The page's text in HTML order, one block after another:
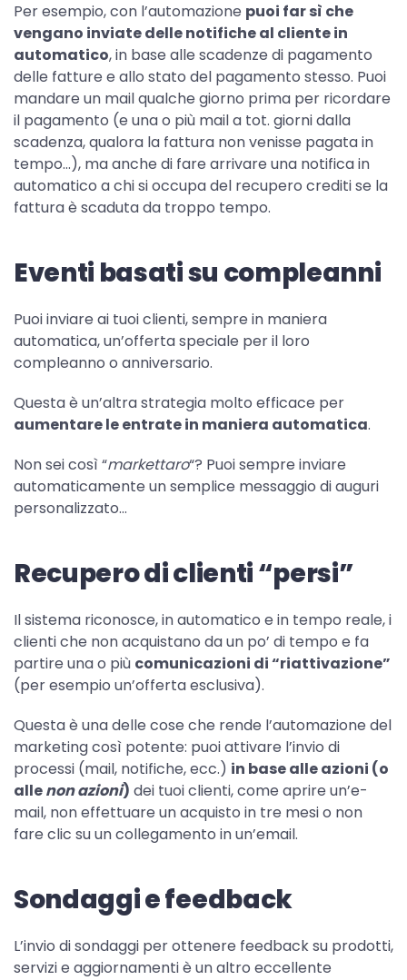
Per esempio, con l’automazione puoi far sì che
vengano inviate delle notifiche al cliente in
automatico, in base alle scadenze di pagamento
delle fatture e allo stato del pagamento stesso. Puoi
mandare un mail qualche giorno prima per ricordare
il pagamento (e una o più mail a tot. giorni dalla
scadenza, qualora la fattura non venisse pagata in
tempo…), ma anche di fare arrivare una notifica in
automatico a chi si occupa del recupero crediti se la
fattura è scaduta da troppo tempo.
Eventi basati su compleanni
Puoi inviare ai tuoi clienti, sempre in maniera
automatica, un’offerta speciale per il loro
compleanno o anniversario.
Questa è un’altra strategia molto efficace per
aumentare le entrate in maniera automatica.
Non sei così “markettaro“? Puoi sempre inviare
automaticamente un semplice messaggio di auguri
personalizzato…
Recupero di clienti “persi”
Il sistema riconosce, in automatico e in tempo reale, i
clienti che non acquistano da un po’ di tempo e fa
partire una o più comunicazioni di “riattivazione”
(per esempio un’offerta esclusiva).
Questa è una delle cose che rende l’automazione del
marketing così potente: puoi attivare l’invio di
processi (mail, notifiche, ecc.) in base alle azioni (o
allenon azioni) dei tuoi clienti, come aprire un’e-
mail, non effettuare un acquisto in tre mesi o non
fare clic su un collegamento in un’email.
Sondaggi e feedback
L’invio di sondaggi per ottenere feedback su prodotti,
servizi e aggiornamenti è un altro eccellente